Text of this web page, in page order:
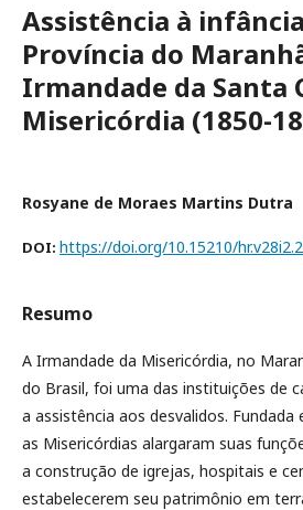
Assistência à
Província do
Irmandade da Santa
Misericórdia (1850-
Rosyane de Moraes Martins Dutra
DOI: https://doi.org/10.15210/
Resumo
A Irmandade da Misericórdia, no
do Brasil, foi uma das instituições de
a assistência aos desvalidos. Fundada
as Misericórdias alargaram suas
a construção de igrejas, hospitais e
estabelecerem seu patrimônio em